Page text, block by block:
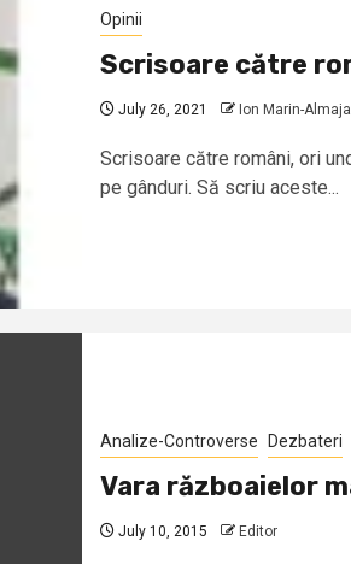
Opinii
Scrisoare către
July 26, 2021 Ion Marin-
Scrisoare către români, ori
pe gânduri. Să scriu aceste...
Analize-Controverse Dezbateri
Vara războaielor
July 10, 2015 Editor